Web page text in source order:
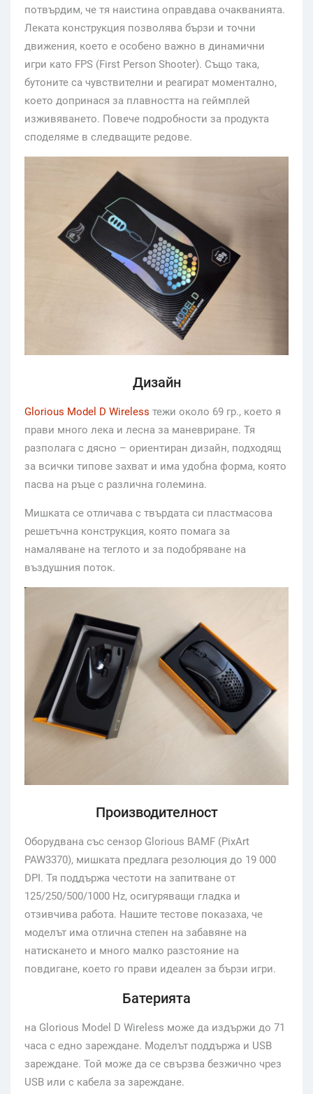
потвърдим, че тя наистина оправдава очакванията.
Леката конструкция позволява бързи и точни
движения, което е особено важно в динамични
игри като FPS (First Person Shooter). Също така,
бутоните са чувствителни и реагират моментално,
което допринася за плавността на геймплей
изживяването. Повече подробности за продукта
споделяме в следващите редове.
Дизайн
Glorious Model D Wireless тежи около 69 гр., което я
прави много лека и лесна за маневриране. Тя
разполага с дясно – ориентиран дизайн, подходящ
за всички типове захват и има удобна форма, която
пасва на ръце с различна големина.
Мишката се отличава с твърдата си пластмасова
решетъчна конструкция, която помага за
намаляване на теглото и за подобряване на
въздушния поток.
Производителност
Оборудвана със сензор Glorious BAMF (PixArt
PAW3370), мишката предлага резолюция до 19 000
DPI. Тя поддържа честоти на запитване от
125/250/500/1000 Hz, осигуряващи гладка и
отзивчива работа. Нашите тестове показаха, че
моделът има отлична степен на забавяне на
натискането и много малко разстояние на
повдигане, което го прави идеален за бързи игри.
Батерията
на Glorious Model D Wireless може да издържи до 71
часа с едно зареждане. Моделът поддържа и USB
зареждане. Той може да се свързва безжично чрез
USB или с кабела за зареждане.